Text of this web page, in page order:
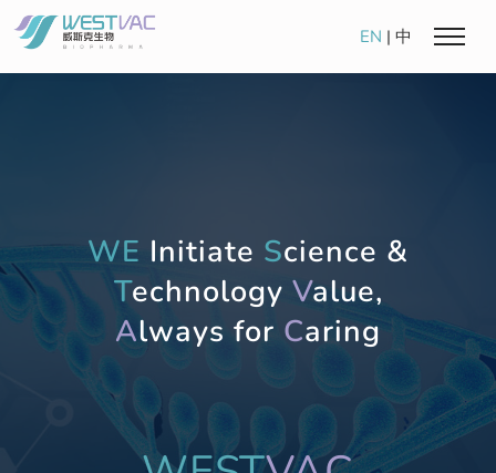
EN | 中
WE Initiate Science &
Technology Value,
Always for Caring